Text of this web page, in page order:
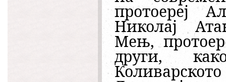
протоереј
Николај
Мењ,
други,